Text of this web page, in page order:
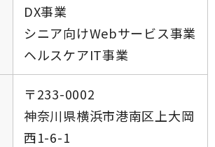
DX事業
シニア向けWebサービス事業
ヘルスケアIT事業
〒233-0002
神奈川県横浜市港南区上大岡
西1-6-1